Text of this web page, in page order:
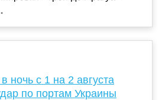
ночь с 1 на 2 августа
по портам Украины